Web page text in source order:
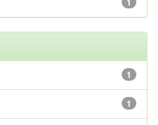
1
1